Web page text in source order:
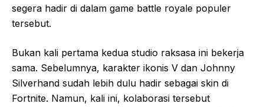
segera hadir di dalam game battle royale populer
tersebut.
Bukan kali pertama kedua studio raksasa ini bekerja
sama. Sebelumnya, karakter ikonis V dan Johnny
Silverhand sudah lebih dulu hadir sebagai skin di
Fortnite. Namun, kali ini, kolaborasi tersebut